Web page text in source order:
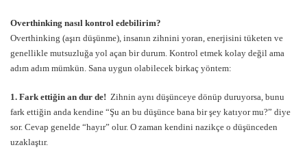
Overthinking nasıl kontrol edebilirim?
Overthinking (aşırı düşünme), insanın zihnini yoran, enerjisini tüketen ve
genellikle mutsuzluğa yol açan bir durum. Kontrol etmek kolay değil ama
adım adım mümkün. Sana uygun olabilecek birkaç yöntem:
1. Fark ettiğin an dur de! Zihnin aynı düşünceye dönüp duruyorsa, bunu
fark ettiğin anda kendine “Şu an bu düşünce bana bir şey katıyor mu?” diye
sor. Cevap genelde “hayır” olur. O zaman kendini nazikçe o düşünceden
uzaklaştır.